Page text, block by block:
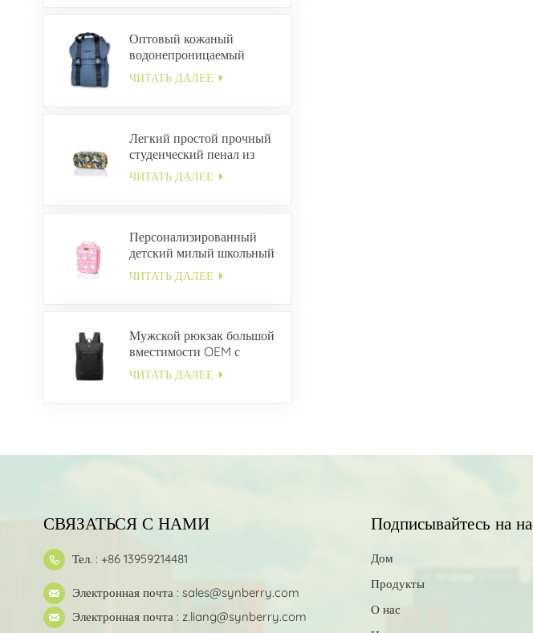
Оптовый кожаный
водонепроницаемый
рюкзак с пряжкой
ЧИТАТЬ ДАЛЕЕ
Легкий простой прочный
студенческий пенал из
холста ODM
ЧИТАТЬ ДАЛЕЕ
Персонализированный
детский милый школьный
ланч-бокс
ЧИТАТЬ ДАЛЕЕ
Мужской рюкзак большой
вместимости OEM с
несколькими карманами
ЧИТАТЬ ДАЛЕЕ
СВЯЗАТЬСЯ С НАМИ
Тел. : +86 13959214481
Электронная почта : sales@synberry.com
Электронная почта : z.liang@synberry.com
Подписывайтесь на
Дом
Продукты
О нас